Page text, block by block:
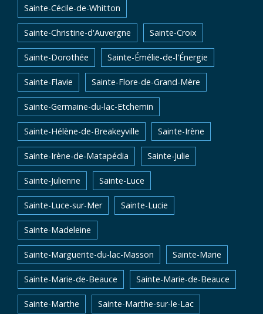
Sainte-Cécile-de-Whitton
Sainte-Christine-d'Auvergne Sainte-Croix
Sainte-Dorothée Sainte-Émélie-de-l'Énergie
Sainte-Flavie Sainte-Flore-de-Grand-Mère
Sainte-Germaine-du-lac-Etchemin
Sainte-Hélène-de-Breakeyville Sainte-Irène
Sainte-Irène-de-Matapédia Sainte-Julie
Sainte-Julienne Sainte-Luce
Sainte-Luce-sur-Mer Sainte-Lucie
Sainte-Madeleine
Sainte-Marguerite-du-lac-Masson Sainte-Marie
Sainte-Marie-de-Beauce Sainte-Marie-de-Beauce
Sainte-Marthe Sainte-Marthe-sur-le-Lac